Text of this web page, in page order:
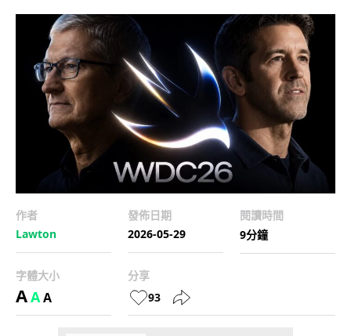
作者
Lawton
發佈日期
2026-05-29
閱讀時間
9分鐘
字體大小
AAA
分享
93